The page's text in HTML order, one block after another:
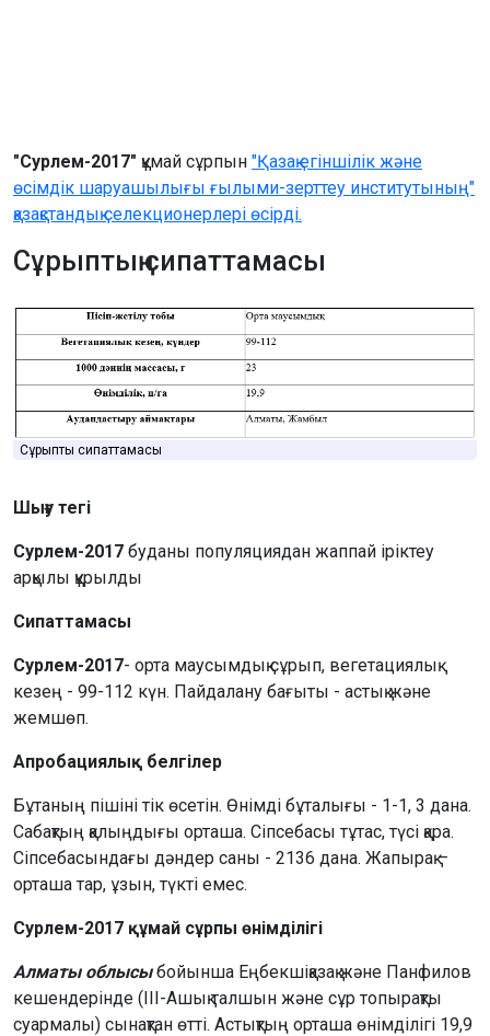
"Сурлем-2017" құмай сұрпын "Қазақ егіншілік және
өсімдік шаруашылығы ғылыми-зерттеу институтының"
қазақстандық селекционерлері өсірді.
Сұрыптың сипаттамасы
Сұрыптың сипаттамасы
Шығу тегі
Сурлем-2017 буданы популяциядан жаппай іріктеу
арқылы құрылды
Сипаттамасы
Сурлем-2017- орта маусымдық сұрып, вегетациялық
кезең - 99-112 күн. Пайдалану бағыты - астық және
жемшөп.
Апробациялық белгілер
Бұтаның пішіні тік өсетін. Өнімді бұталығы - 1-1, 3 дана.
Сабақтың қалыңдығы орташа. Сіпсебасы тұтас, түсі қара.
Сіпсебасындағы дәндер саны - 2136 дана. Жапырақ –
орташа тар, ұзын, түкті емес.
Сурлем-2017 құмай сұрпы өнімділігі
Алматы облысыбойынша Еңбекшіқазақ және Панфилов
кешендерінде (III-Ашық талшын және сұр топырақты
суармалы) сынақтан өтті. Астықтың орташа өнімділігі 19,9